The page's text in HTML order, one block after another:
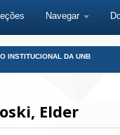
Navegar
INSTITUCIONAL DA UNB
Elder